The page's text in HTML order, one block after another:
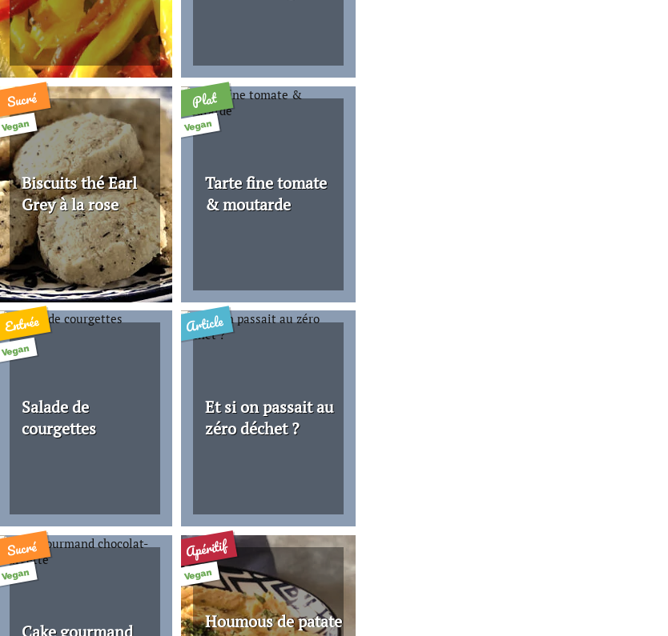
Sucré
Vegan
Biscuits thé Earl
Grey à la rose
Plat
Vegan
Tarte fine tomate
& moutarde
Entrée
Vegan
Salade de
courgettes
Article
Et si on passait au
zéro déchet ?
Sucré
Vegan
Cake gourmand
Apéritif
Vegan
Houmous de patate